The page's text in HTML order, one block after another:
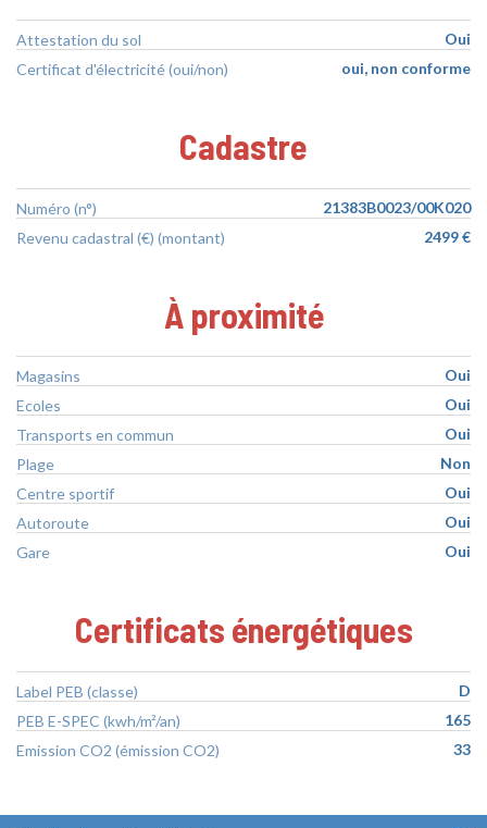
Attestation du sol
Oui
Certificat d'électricité (oui/non)
oui, non conforme
Cadastre
Numéro (n°)
21383B0023/00K020
Revenu cadastral (€) (montant)
2499 €
À proximité
Magasins
Oui
Ecoles
Oui
Transports en commun
Oui
Plage
Non
Centre sportif
Oui
Autoroute
Oui
Gare
Oui
Certificats énergétiques
Label PEB (classe)
D
PEB E-SPEC (kwh/m²/an)
165
Emission CO2 (émission CO2)
33